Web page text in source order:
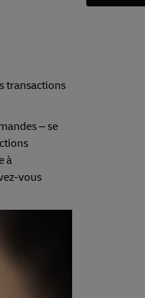
transactions
– se
à
vous